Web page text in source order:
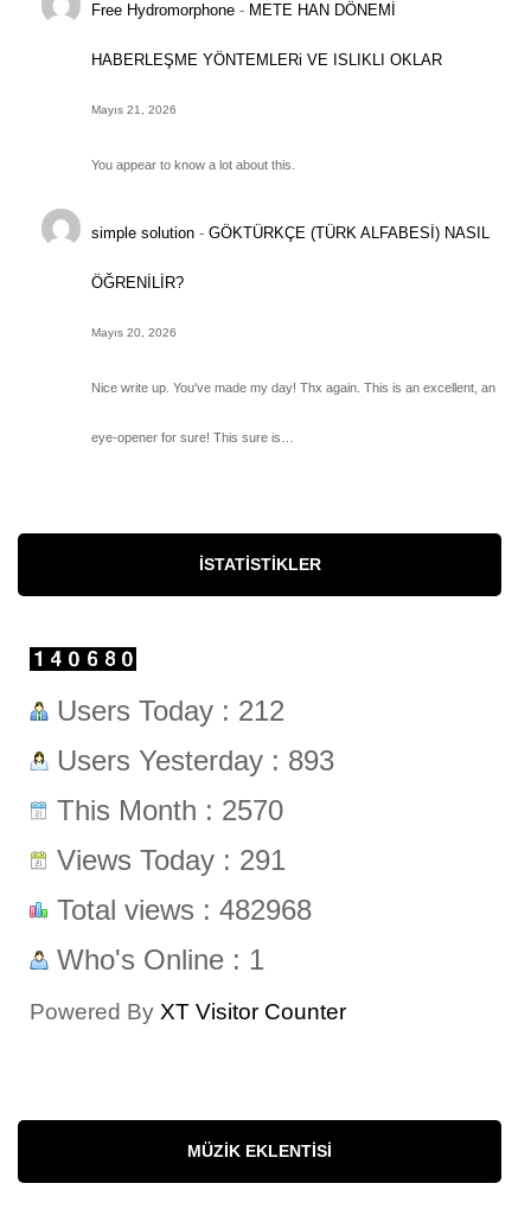
Free Hydromorphone - METE HAN DÖNEMİ
HABERLEŞME YÖNTEMLERi VE ISLIKLI OKLAR
Mayıs 21, 2026
You appear to know a lot about this.
simple solution -GÖKTÜRKÇE (TÜRK ALFABESİ) NASIL
ÖĞRENİLİR?
Mayıs 20, 2026
Nice write up. You've made my day! Thx again. This is an excellent, an
eye-opener for sure! This sure is…
İSTATISTIKLER
Users Today : 212
Users Yesterday : 893
This Month : 2570
Views Today : 291
Total views : 482968
Who's Online : 1
Powered By XT Visitor Counter
MÜZIK EKLENTISI